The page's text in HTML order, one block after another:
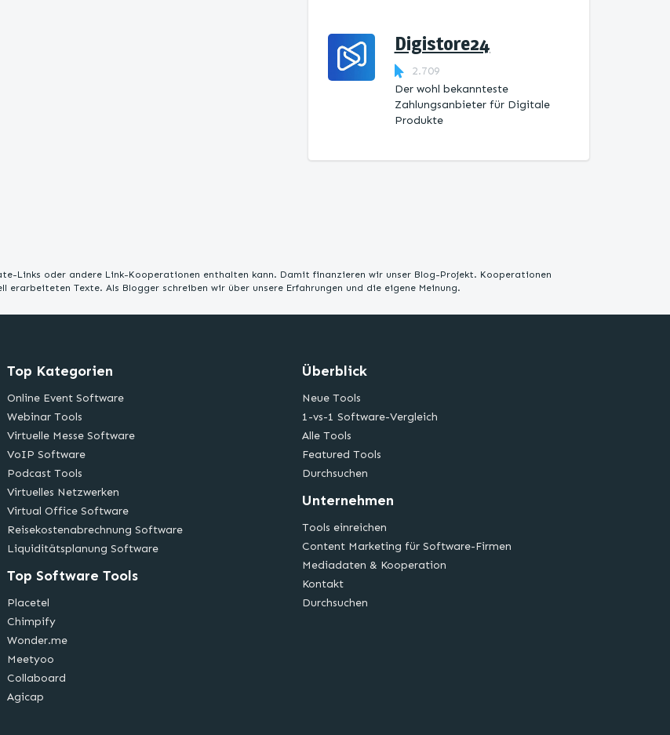
Digistore24
2.709
Der wohl bekannteste
Zahlungsanbieter für Digitale
Produkte
Links oder andere Link-Kooperationen enthalten kann. Damit finanzieren wir unser Blog-Projekt. Kooperationen
Texte. Als Blogger schreiben wir über unsere Erfahrungen und die eigene Meinung.
Top Kategorien
Online Event Software
Webinar Tools
Virtuelle Messe Software
VoIP Software
Podcast Tools
Virtuelles Netzwerken
Virtual Office Software
Reisekostenabrechnung Software
Liquiditätsplanung Software
Top Software Tools
Placetel
Chimpify
Wonder.me
Meetyoo
Collaboard
Agicap
Überblick
Neue Tools
1-vs-1 Software-Vergleich
Alle Tools
Featured Tools
Durchsuchen
Unternehmen
Tools einreichen
Content Marketing für Software-Firmen
Mediadaten & Kooperation
Kontakt
Durchsuchen